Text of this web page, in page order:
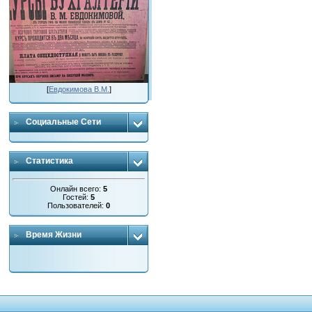
[Евдокимова В.М. ]
Социальные Сети
Статистика
Онлайн всего:5
Гостей:5
Пользователей:0
Время Жизни